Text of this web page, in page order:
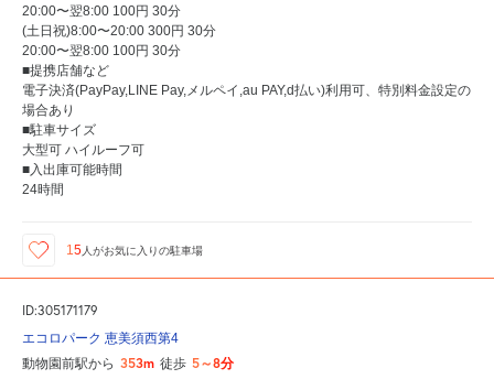
20:00〜翌8:00 100円 30分
(土日祝)8:00〜20:00 300円 30分
20:00〜翌8:00 100円 30分
■提携店舗など
電子決済(PayPay,LINE Pay,メルペイ,au PAY,d払い)利用可、特別料金設定の
場合あり
■駐車サイズ
大型可 ハイルーフ可
■入出庫可能時間
24時間
15 人がお気に入りの駐車場
ID:305171179
エコロパーク 恵美須西第4
動物園前駅から 353m 徒歩 5～8分